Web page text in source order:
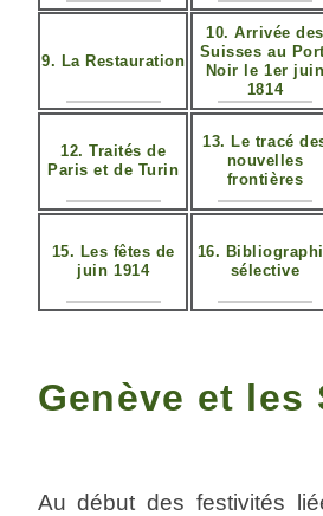
9. La Restauration
10. Arrivée des
Suisses au
Noir le 1er juin
1814
12. Traités de
Paris et de Turin
13. Le tracé
nouvelles
frontières
15. Les fêtes de
juin 1914
16.
sélective
Genève et les
Au début des festivités